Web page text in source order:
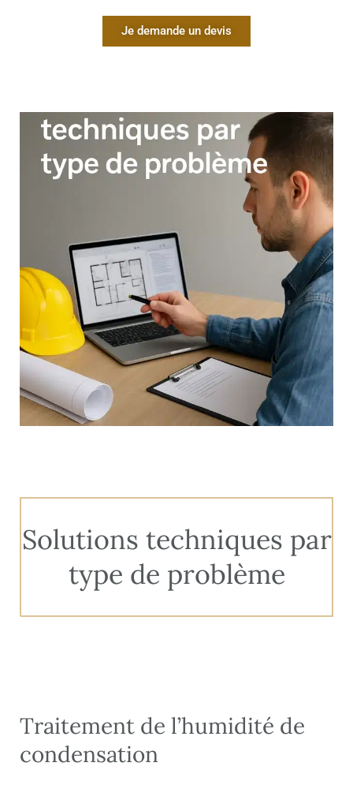
Je demande un devis
Solutions techniques par
type de problème
Traitement de l’humidité de
condensation